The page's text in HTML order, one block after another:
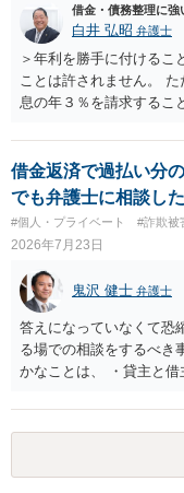
借金・債務整理に強
白井 弘昭 弁護士
＞年利を勝手に付けるこ
ことは許されません。
息の年３％を請求するこ
りたお金は返さなければ
です。 以上、ご参考まで
借金返済で過払い分
でも弁護士に相談し
#個人・プライベート #詐欺被
2026年7月23日
鬼沢 健士 弁護士
答えになっていなくて恐
る場での相談をするべき
かなことは、 ・貸主と
想されるのは、 ・もら
給付ではない でしょう
るといえそうなものはあ
らといって不法原因給付